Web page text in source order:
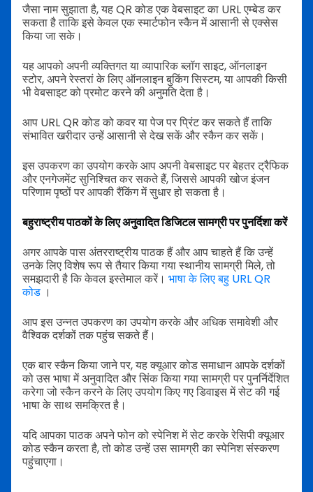
जैसा नाम सुझाता है, यह QR कोड एक वेबसाइट का URL एम्बेड कर
सकता है ताकि इसे केवल एक स्मार्टफोन स्कैन में आसानी से एक्सेस
किया जा सके।
यह आपको अपनी व्यक्तिगत या व्यापारिक ब्लॉग साइट, ऑनलाइन
स्टोर, अपने रेस्तरां के लिए ऑनलाइन बुकिंग सिस्टम, या आपकी किसी
भी वेबसाइट को प्रमोट करने की अनुमति देता है।
आप URL QR कोड को कवर या पेज पर प्रिंट कर सकते हैं ताकि
संभावित खरीदार उन्हें आसानी से देख सकें और स्कैन कर सकें।
इस उपकरण का उपयोग करके आप अपनी वेबसाइट पर बेहतर ट्रैफिक
और एनगेजमेंट सुनिश्चित कर सकते हैं, जिससे आपकी खोज इंजन
परिणाम पृष्ठों पर आपकी रैंकिंग में सुधार हो सकता है।
बहुराष्ट्रीय पाठकों के लिए अनुवादित डिजिटल सामग्री पर पुनर्दिशा करें
अगर आपके पास अंतरराष्ट्रीय पाठक हैं और आप चाहते हैं कि उन्हें
उनके लिए विशेष रूप से तैयार किया गया स्थानीय सामग्री मिले, तो
समझदारी है कि केवल इस्तेमाल करें। भाषा के लिए बहु URL QR
कोड ।
आप इस उन्नत उपकरण का उपयोग करके और अधिक समावेशी और
वैश्विक दर्शकों तक पहुंच सकते हैं।
एक बार स्कैन किया जाने पर, यह क्यूआर कोड समाधान आपके दर्शकों
को उस भाषा में अनुवादित और सिंक किया गया सामग्री पर पुनर्निर्देशित
करेगा जो स्कैन करने के लिए उपयोग किए गए डिवाइस में सेट की गई
भाषा के साथ समक्रित है।
यदि आपका पाठक अपने फोन को स्पेनिश में सेट करके रेसिपी क्यूआर
कोड स्कैन करता है, तो कोड उन्हें उस सामग्री का स्पेनिश संस्करण
पहुंचाएगा।